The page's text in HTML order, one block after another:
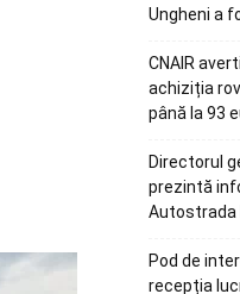
Ungheni a
CNAIR
achiziția
până la 93
Directorul
prezintă
Autostrada
Pod de
recepția